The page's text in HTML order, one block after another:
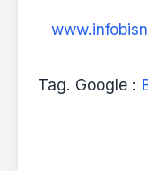
Tag. Google :